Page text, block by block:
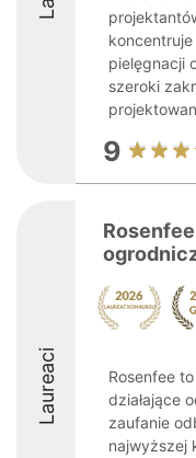
pielęgnacji
szeroki
9
Laureaci
Rosenfee
działające
zaufanie
najwyższej